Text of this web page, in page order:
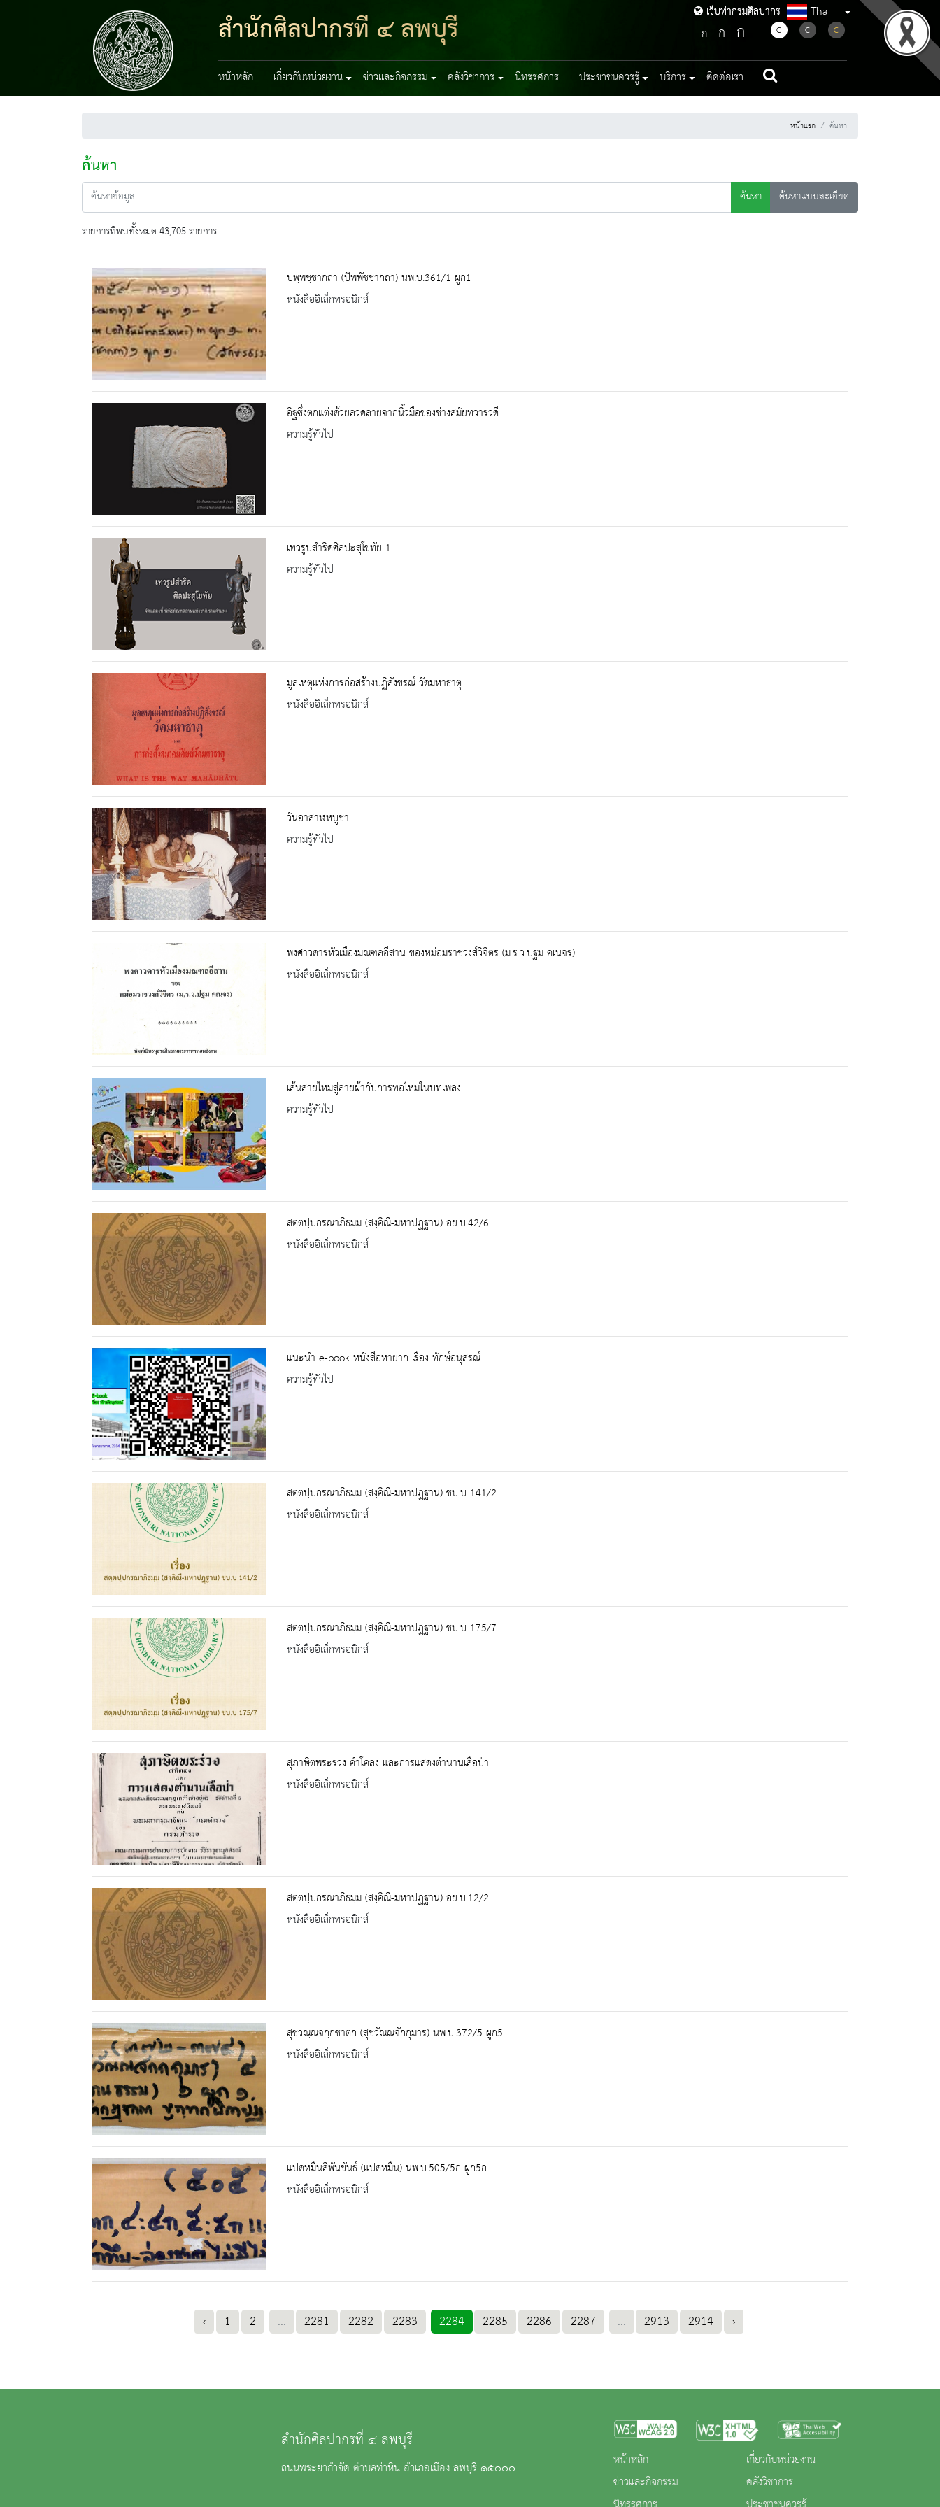
เว็บท่ากรมศิลปากร
สำนักศิลปากรที่ ๔ ลพบุรี เว็บท่ากรมศิลปากร Thai
ก ก ก C C C
หน้าหลัก เกี่ยวกับหน่วยงาน ข่าวและกิจกรรม คลังวิชาการ นิทรรศการ ประชาชนควรรู้ บริการ ติดต่อเรา
หน้าแรก ค้นหา
ค้นหา
ค้นหา
ค้นหาแบบละเอียด
รายการที่พบทั้งหมด 43,705 รายการ
ปพฺพชฺชากถา (ปัพพัชชากถา) นพ.บ.361/1 ผูก1
หนังสืออิเล็กทรอนิกส์
อิฐซึ่งตกแต่งด้วยลวดลายจากนิ้วมือของช่างสมัยทวารวดี
ความรู้ทั่วไป
เทวรูปสำริดศิลปะสุโขทัย 1
ความรู้ทั่วไป
มูลเหตุแห่งการก่อสร้างปฏิสังขรณ์ วัดมหาธาตุ
หนังสืออิเล็กทรอนิกส์
วันอาสาฬหบูชา
ความรู้ทั่วไป
พงศาวดารหัวเมืองมณฑลอีสาน ของหม่อมราชวงส์วิจิตร (ม.ร.ว.ปฐม คเนจร)
หนังสืออิเล็กทรอนิกส์
เส้นสายไหมสู่ลายผ้ากับการทอไหมในบทเพลง
ความรู้ทั่วไป
สตฺตปฺปกรณาภิธมฺม (สงฺคิณี-มหาปฏฺฐาน) อย.บ.42/6
หนังสืออิเล็กทรอนิกส์
แนะนำ e-book หนังสือหายาก เรื่อง ทักษ์อนุสรณ์
ความรู้ทั่วไป
สตฺตปฺปกรณาภิธมฺม (สงฺคิณี-มหาปฎฺฐาน) ชบ.บ 141/2
หนังสืออิเล็กทรอนิกส์
สตฺตปฺปกรณาภิธมฺม (สงฺคิณี-มหาปฎฺฐาน) ชบ.บ 175/7
หนังสืออิเล็กทรอนิกส์
สุภาษิตพระร่วง คำโคลง และการแสดงตำนานเสือป่า
หนังสืออิเล็กทรอนิกส์
สตฺตปฺปกรณาภิธมฺม (สงฺคิณี-มหาปฏฺฐาน) อย.บ.12/2
หนังสืออิเล็กทรอนิกส์
สุชวณฺณจกฺกชาตก (สุชวัณณจักกุมาร) นพ.บ.372/5 ผูก5
หนังสืออิเล็กทรอนิกส์
แปดหมื่นสี่พันขันธ์ (แปดหมื่น) นพ.บ.505/5ก ผูก5ก
หนังสืออิเล็กทรอนิกส์
‹ 1 2 ... 2281 2282 2283 2284 2285 2286 2287 ... 2913 2914 ›
สำนักศิลปากรที่ ๔ ลพบุรี
ถนนพระยากำจัด ตำบลท่าหิน อำเภอเมือง ลพบุรี ๑๕๐๐๐
หน้าหลัก
ข่าวและกิจกรรม
เกี่ยวกับหน่วยงาน
คลังวิชาการ